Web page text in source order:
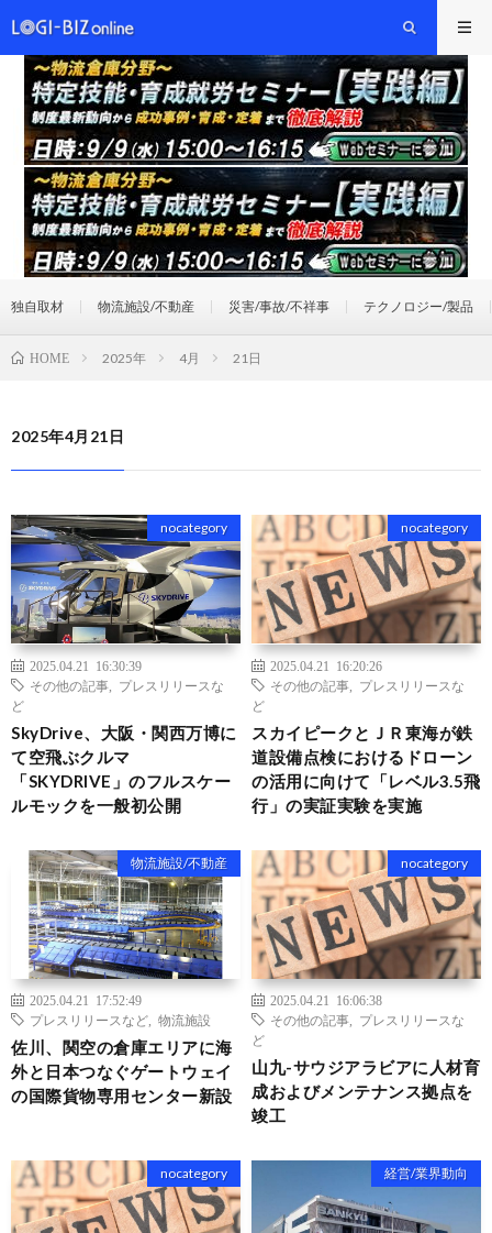
独自取材 物流施設/不動産 災害/事故/不祥事 テクノロジー/製品
HOME 2025年 4月 21日
2025年4月21日
nocategory
2025.04.21 16:30:39
その他の記事
プレスリリースな
ど
SkyDrive、大阪・関西万博に
て空飛ぶクルマ
「SKYDRIVE」のフルスケー
ルモックを一般初公開
nocategory
2025.04.21 16:20:26
その他の記事
プレスリリースな
ど
スカイピークとＪＲ東海が鉄
道設備点検におけるドローン
の活用に向けて「レベル3.5飛
行」の実証実験を実施
物流施設/不動産
2025.04.21 17:52:49
プレスリリースなど
物流施設
佐川、関空の倉庫エリアに海
外と日本つなぐゲートウェイ
の国際貨物専用センター新設
nocategory
2025.04.21 16:06:38
その他の記事
プレスリリースな
ど
山九-サウジアラビアに人材育
成およびメンテナンス拠点を
竣工
nocategory 経営/業界動向